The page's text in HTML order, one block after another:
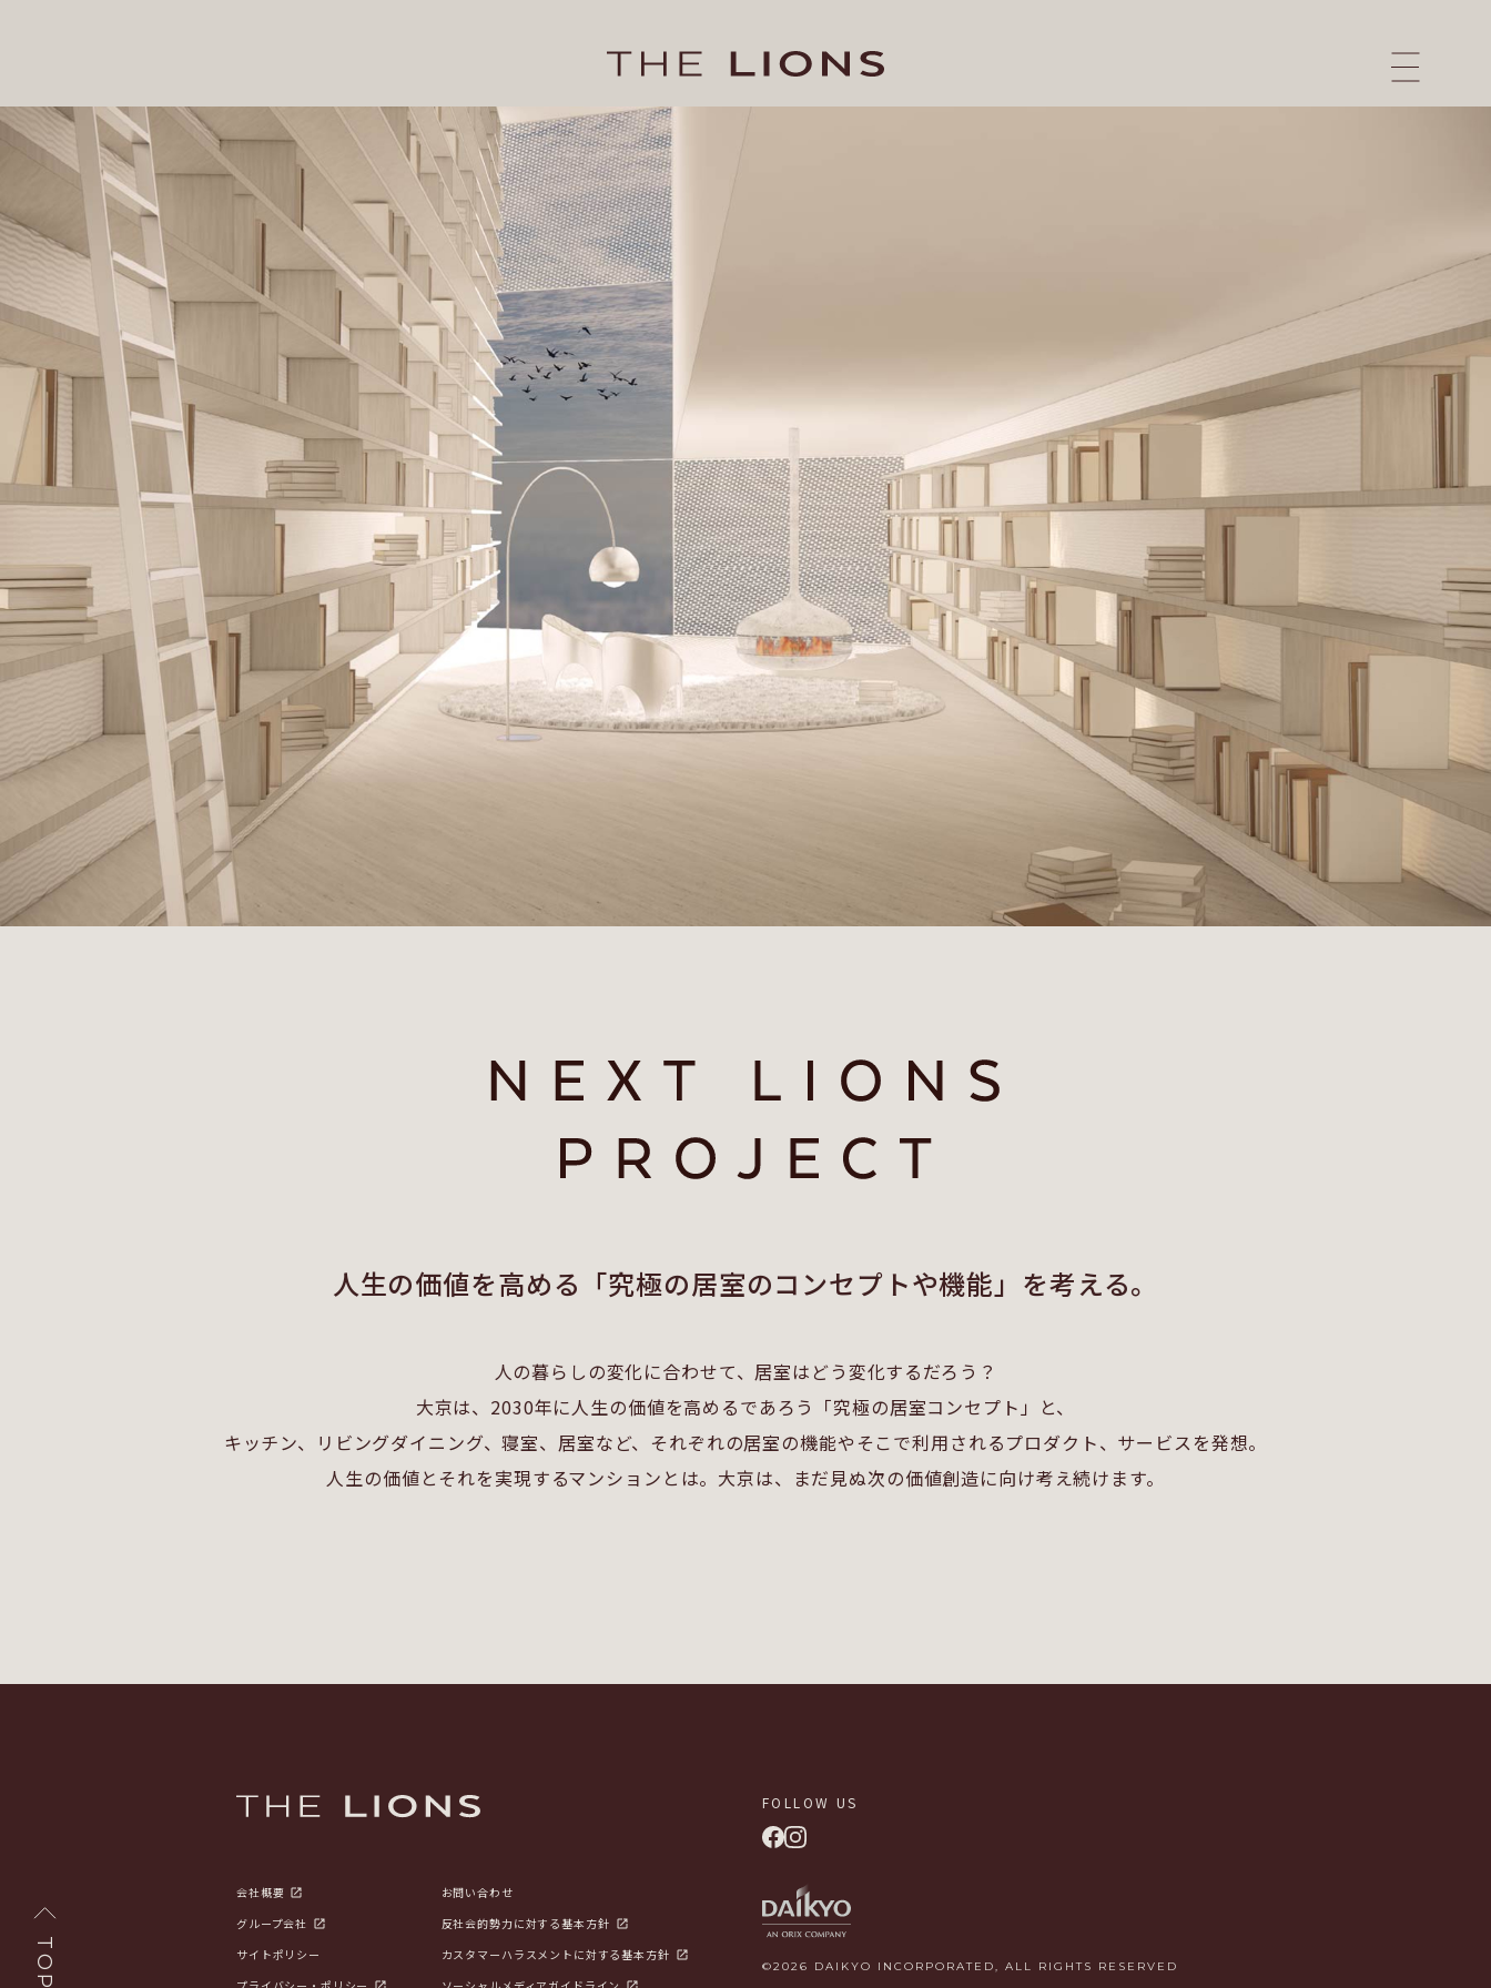
人生の価値を高める「究極の居室のコンセプトや機能」を考える。
人の暮らしの変化に合わせて、居室はどう変化するだろう？
大京は、2030年に人生の価値を高めるであろう「究極の居室コンセプト」と、
キッチン、リビングダイニング、寝室、居室など、それぞれの居室の機能やそこで利用されるプロダクト、サービスを発想。
人生の価値とそれを実現するマンションとは。大京は、まだ見ぬ次の価値創造に向け考え続けます。
TOP
FOLLOW US
会社概要
グループ会社
サイトポリシー
お問い合わせ
反社会的勢力に対する基本方針
カスタマーハラスメントに対する基本方針
©2026 DAIKYO INCORPORATED, ALL RIGHTS RESERVED